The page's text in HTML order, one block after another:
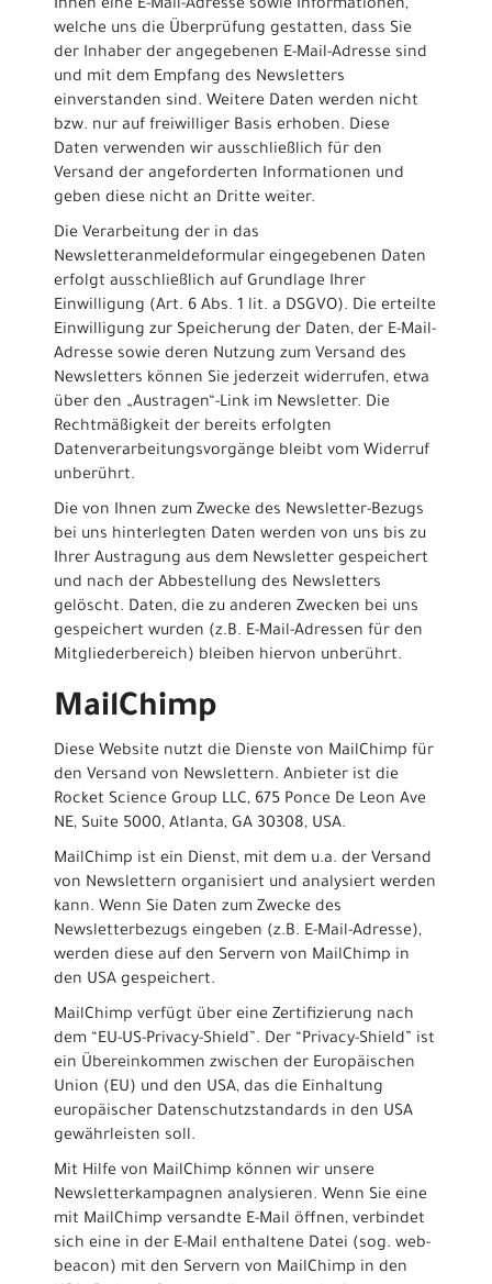
Ihnen eine E-Mail-Adresse sowie Informationen,
welche uns die Überprüfung gestatten, dass Sie
der Inhaber der angegebenen E-Mail-Adresse sind
und mit dem Empfang des Newsletters
einverstanden sind. Weitere Daten werden nicht
bzw. nur auf freiwilliger Basis erhoben. Diese
Daten verwenden wir ausschließlich für den
Versand der angeforderten Informationen und
geben diese nicht an Dritte weiter.
Die Verarbeitung der in das
Newsletteranmeldeformular eingegebenen Daten
erfolgt ausschließlich auf Grundlage Ihrer
Einwilligung (Art. 6 Abs. 1 lit. a DSGVO). Die erteilte
Einwilligung zur Speicherung der Daten, der E-Mail-
Adresse sowie deren Nutzung zum Versand des
Newsletters können Sie jederzeit widerrufen, etwa
über den „Austragen“-Link im Newsletter. Die
Rechtmäßigkeit der bereits erfolgten
Datenverarbeitungsvorgänge bleibt vom Widerruf
unberührt.
Die von Ihnen zum Zwecke des Newsletter-Bezugs
bei uns hinterlegten Daten werden von uns bis zu
Ihrer Austragung aus dem Newsletter gespeichert
und nach der Abbestellung des Newsletters
gelöscht. Daten, die zu anderen Zwecken bei uns
gespeichert wurden (z.B. E-Mail-Adressen für den
Mitgliederbereich) bleiben hiervon unberührt.
MailChimp
Diese Website nutzt die Dienste von MailChimp für
den Versand von Newslettern. Anbieter ist die
Rocket Science Group LLC, 675 Ponce De Leon Ave
NE, Suite 5000, Atlanta, GA 30308, USA.
MailChimp ist ein Dienst, mit dem u.a. der Versand
von Newslettern organisiert und analysiert werden
kann. Wenn Sie Daten zum Zwecke des
Newsletterbezugs eingeben (z.B. E-Mail-Adresse),
werden diese auf den Servern von MailChimp in
den USA gespeichert.
MailChimp verfügt über eine Zertifizierung nach
dem “EU-US-Privacy-Shield”. Der “Privacy-Shield” ist
ein Übereinkommen zwischen der Europäischen
Union (EU) und den USA, das die Einhaltung
europäischer Datenschutzstandards in den USA
gewährleisten soll.
Mit Hilfe von MailChimp können wir unsere
Newsletterkampagnen analysieren. Wenn Sie eine
mit MailChimp versandte E-Mail öffnen, verbindet
sich eine in der E-Mail enthaltene Datei (sog. web-
beacon) mit den Servern von MailChimp in den